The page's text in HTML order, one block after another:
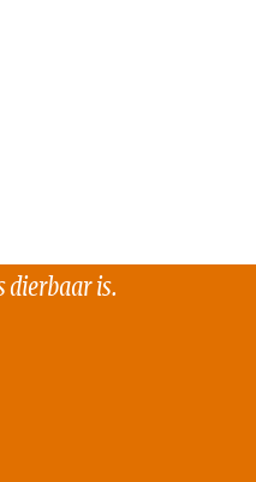
dierbaar is.